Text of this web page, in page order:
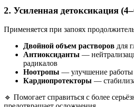
2. Усиленная детоксикация
Применяется при запоях
Двойной объем растворов для
Антиоксиданты —
радикалов
Ноотропы — улучшение работы
Кардиопротекторы —
🔹 Помогает справиться с более